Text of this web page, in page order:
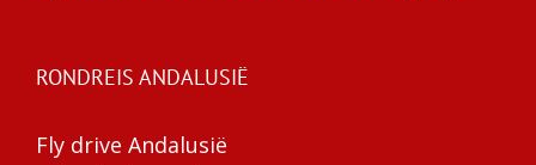
RONDREIS ANDALUSIË
Fly drive Andalusië